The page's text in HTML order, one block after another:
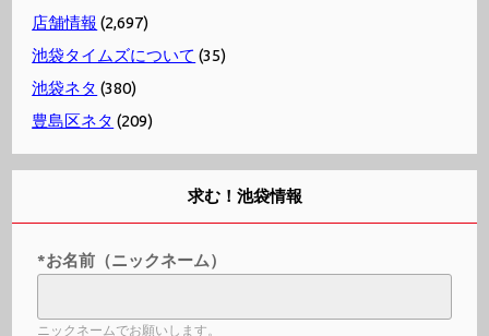
店舗情報 (2,697)
池袋タイムズについて (35)
池袋ネタ (380)
豊島区ネタ (209)
求む！池袋情報
*お名前（ニックネーム）
ニックネームでお願いします。